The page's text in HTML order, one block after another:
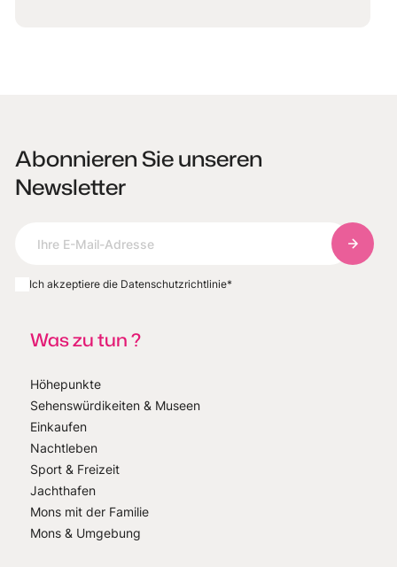
Abonnieren Sie unseren
Newsletter
Ich akzeptiere die Datenschutzrichtlinie*
Was zu tun ?
Höhepunkte
Sehenswürdikeiten & Museen
Einkaufen
Nachtleben
Sport & Freizeit
Jachthafen
Mons mit der Familie
Mons & Umgebung